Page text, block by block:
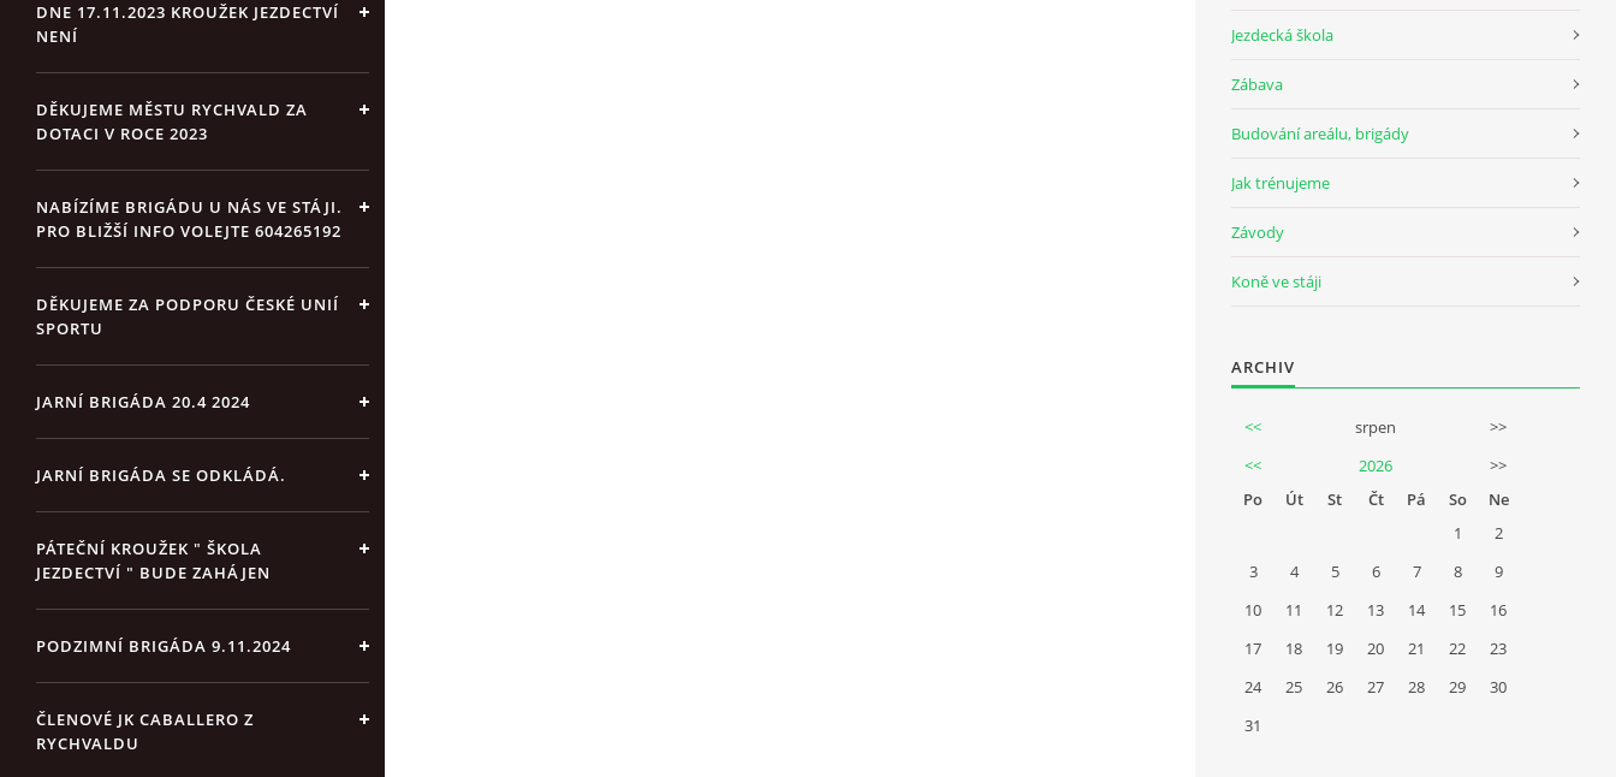
DNE 17.11.2023 KROUŽEK JEZDECTVÍ
NENÍ
DĚKUJEME MĚSTU RYCHVALD ZA
DOTACI V ROCE 2023
NABÍZÍME BRIGÁDU U NÁS VE STÁJI.
PRO BLIŽŠÍ INFO VOLEJTE 604265192
DĚKUJEME ZA PODPORU ČESKÉ UNIÍ
SPORTU
JARNÍ BRIGÁDA 20.4 2024
JARNÍ BRIGÁDA SE ODKLÁDÁ.
PÁTEČNÍ KROUŽEK " ŠKOLA
JEZDECTVÍ " BUDE ZAHÁJEN
PODZIMNÍ BRIGÁDA 9.11.2024
ČLENOVÉ JK CABALLERO Z
RYCHVALDU
Jezdecká škola
Zábava
Budování areálu, brigády
Jak trénujeme
Závody
Koně ve stáji
ARCHIV
<< srpen
>>
<<
2026
>>
Po
Út St Čt Pá So
Ne
1
2
3
4 5 6 7 8
9
10
11 12 13 14 15
16
17
18 19 20 21 22
23
24
25 26 27 28 29
30
31